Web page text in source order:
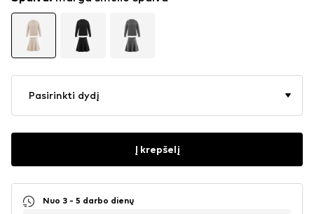
Pasirinkti dydį
Į krepšelį
Nuo 3 - 5 darbo dienų